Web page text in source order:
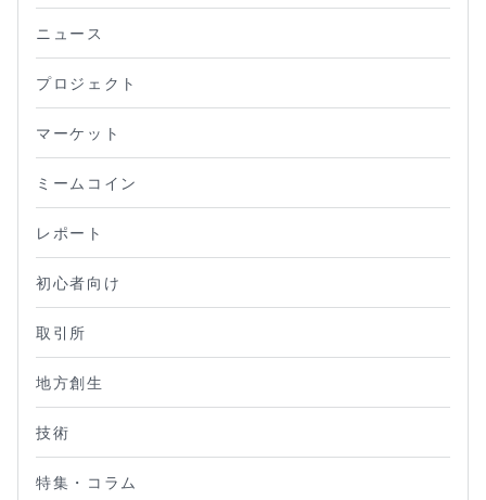
ニュース
プロジェクト
マーケット
ミームコイン
レポート
初心者向け
取引所
地方創生
技術
特集・コラム